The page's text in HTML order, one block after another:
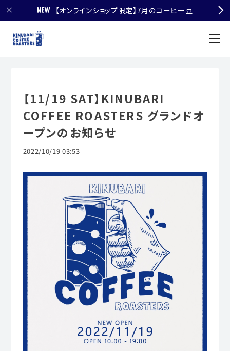
【オンラインショップ限定】7月のコーヒー豆
【11/19 SAT】KINUBARI
COFFEE ROASTERS グランドオ
ープンのお知らせ
2022/10/19 03:53